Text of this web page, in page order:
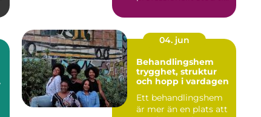
nära andra m...
04. jun
Behandlingshem
trygghet, struktur
och hopp i vardagen
Ett behandlingshem
är mer än en plats att